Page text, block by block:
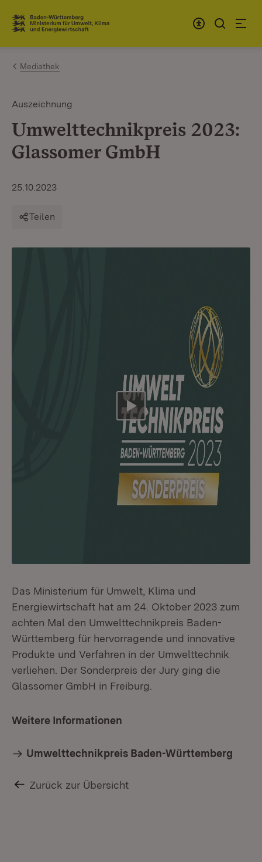
Zum Inhalt springen
Link zur Startseite
Mediathek
Auszeichnung
Umwelttechnikpreis 2023:
Glassomer GmbH
25.10.2023
Teilen
Video abspielen
Das Ministerium für Umwelt, Klima und
Energiewirtschaft hat am 24. Oktober 2023 zum
achten Mal den Umwelttechnikpreis Baden-
Württemberg für hervorragende und innovative
Produkte und Verfahren in der Umwelttechnik
verliehen. Der Sonderpreis der Jury ging die
Glassomer GmbH in Freiburg.
Weitere Informationen
Umwelttechnikpreis Baden-Württemberg
Zurück zur Übersicht